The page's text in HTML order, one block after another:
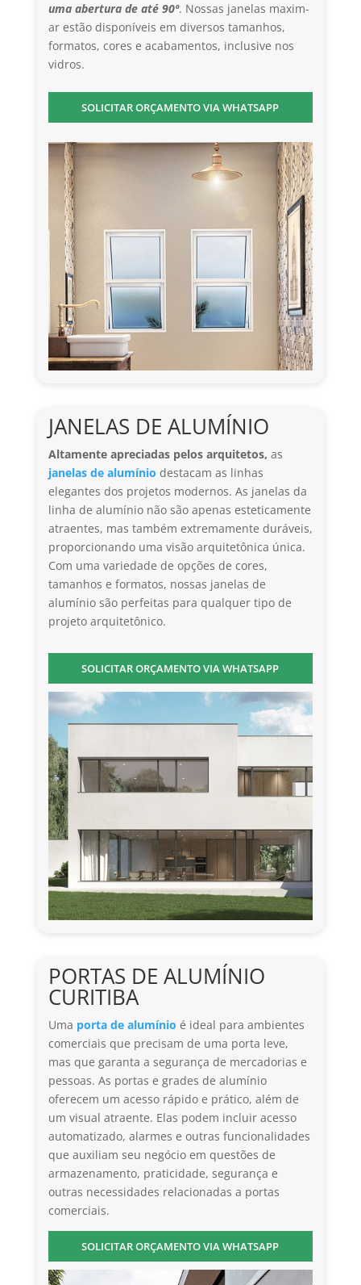
uma abertura de até 90º. Nossas janelas maxim-
ar estão disponíveis em diversos tamanhos,
formatos, cores e acabamentos, inclusive nos
vidros.
SOLICITAR ORÇAMENTO VIA WHATSAPP
JANELAS DE ALUMÍNIO
Altamente apreciadas pelos arquitetos, as
janelas de alumínio destacam as linhas
elegantes dos projetos modernos. As janelas da
linha de alumínio não são apenas esteticamente
atraentes, mas também extremamente duráveis,
proporcionando uma visão arquitetônica única.
Com uma variedade de opções de cores,
tamanhos e formatos, nossas janelas de
alumínio são perfeitas para qualquer tipo de
projeto arquitetônico.
SOLICITAR ORÇAMENTO VIA WHATSAPP
PORTAS DE ALUMÍNIO
CURITIBA
Uma porta de alumínio é ideal para ambientes
comerciais que precisam de uma porta leve,
mas que garanta a segurança de mercadorias e
pessoas. As portas e grades de alumínio
oferecem um acesso rápido e prático, além de
um visual atraente. Elas podem incluir acesso
automatizado, alarmes e outras funcionalidades
que auxiliam seu negócio em questões de
armazenamento, praticidade, segurança e
outras necessidades relacionadas a portas
comerciais.
SOLICITAR ORÇAMENTO VIA WHATSAPP